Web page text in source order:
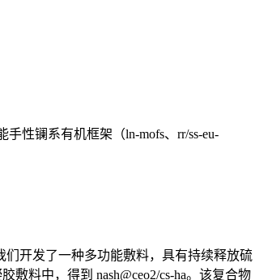
性镧系有机框架（ln-mofs、rr/ss-eu-
开发了一种多功能敷料，具有持续释放硫
料中，得到 nash@ceo2/cs-ha。该复合物